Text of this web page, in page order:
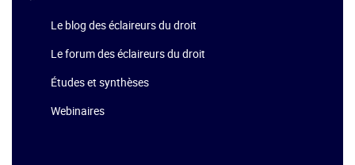
Le blog des éclaireurs du droit
Le forum des éclaireurs du droit
Études et synthèses
Webinaires